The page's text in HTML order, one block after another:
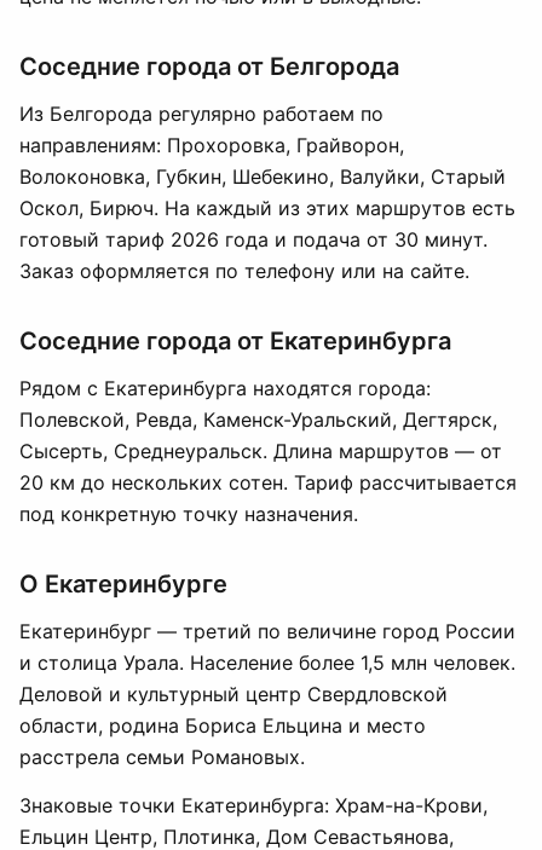
Соседние города от Белгорода
Из Белгорода регулярно работаем по
направлениям: Прохоровка, Грайворон,
Волоконовка, Губкин, Шебекино, Валуйки, Старый
Оскол, Бирюч. На каждый из этих маршрутов есть
готовый тариф 2026 года и подача от 30 минут.
Заказ оформляется по телефону или на сайте.
Соседние города от Екатеринбурга
Рядом с Екатеринбурга находятся города:
Полевской, Ревда, Каменск-Уральский, Дегтярск,
Сысерть, Среднеуральск. Длина маршрутов — от
20 км до нескольких сотен. Тариф рассчитывается
под конкретную точку назначения.
О Екатеринбурге
Екатеринбург — третий по величине город России
и столица Урала. Население более 1,5 млн человек.
Деловой и культурный центр Свердловской
области, родина Бориса Ельцина и место
расстрела семьи Романовых.
Знаковые точки Екатеринбурга: Храм-на-Крови,
Ельцин Центр, Плотинка, Дом Севастьянова,